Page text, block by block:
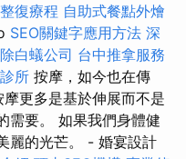
復療程 自助式餐點外燴
SEO關鍵字應用方法 深
白蟻公司 台中推拿服務
所 按摩，如今也在傳
摩更多是基於伸展而不是
需要。 如果我們身體健
麗的光芒。 - 婚宴設計